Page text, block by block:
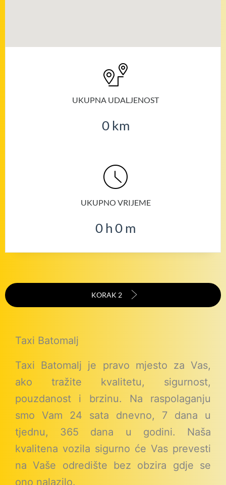
UKUPNA UDALJENOST
0 km
UKUPNO VRIJEME
0h0m
KORAK 2
Taxi Batomalj
Taxi Batomalj je pravo mjesto za Vas,
ako tražite kvalitetu, sigurnost,
pouzdanost i brzinu. Na raspolaganju
smo Vam 24 sata dnevno, 7 dana u
tjednu, 365 dana u godini. Naša
kvalitena vozila sigurno će Vas prevesti
na Vaše odredište bez obzira gdje se
ono nalazilo.